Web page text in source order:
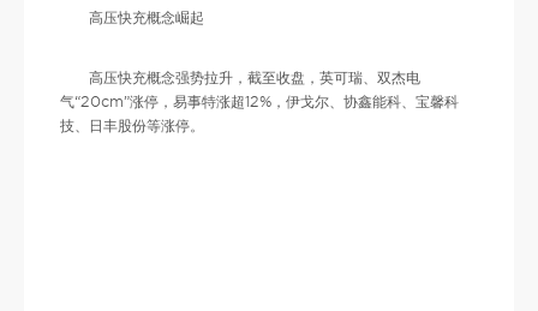
高压快充概念崛起
高压快充概念强势拉升，截至收盘，英可瑞、双杰电
气“20cm”涨停，易事特涨超12%，伊戈尔、协鑫能科、宝馨科
技、日丰股份等涨停。